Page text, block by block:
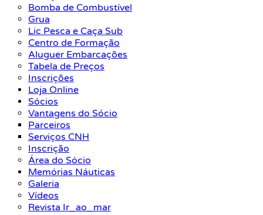
Bomba de Combustível
Grua
Lic Pesca e Caça Sub
Centro de Formação
Aluguer Embarcações
Tabela de Preços
Inscrições
Loja Online
Sócios
Vantagens do Sócio
Parceiros
Serviços CNH
Inscrição
Área do Sócio
Memórias Náuticas
Galeria
Vídeos
Revista Ir_ao_mar